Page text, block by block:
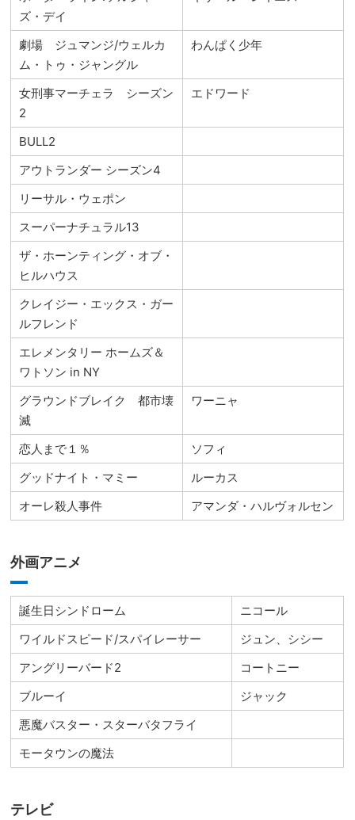
ズ・デイ
劇場 ジュマンジ/ウェルカ
ム・トゥ・ジャングル
わんぱく少年
女刑事マーチェラ シーズン
2
エドワード
BULL2
アウトランダー シーズン4
リーサル・ウェポン
スーパーナチュラル13
ザ・ホーンティング・オブ・
ヒルハウス
クレイジー・エックス・ガー
ルフレンド
エレメンタリー ホームズ＆
ワトソン in NY
グラウンドブレイク 都市壊
滅
ワーニャ
恋人まで１％
ソフィ
グッドナイト・マミー
ルーカス
オーレ殺人事件
アマンダ・ハルヴォルセン
外画アニメ
誕生日シンドローム
ニコール
ワイルドスピード/スパイレーサー
ジュン、シシー
アングリーバード2
コートニー
ブルーイ
ジャック
悪魔バスター・スターバタフライ
モータウンの魔法
テレビ